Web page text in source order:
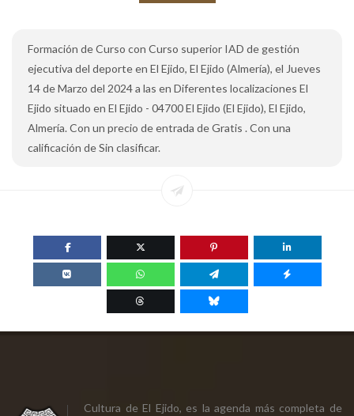
Formación de Curso con Curso superior IAD de gestión
ejecutiva del deporte en El Ejido, El Ejido (Almería), el Jueves
14 de Marzo del 2024 a las en Diferentes localizaciones El
Ejido situado en El Ejido - 04700 El Ejido (El Ejido), El Ejido,
Almería. Con un precio de entrada de Gratis . Con una
calificación de Sin clasificar.
Cultura de El Ejido, es la agenda más completa de